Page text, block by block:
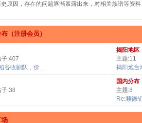
原因，存在的问题逐渐暴露出来，对相关族谱等资
（注册会员）
子:407
谷收割队，价 ..
揭阳地区
主题:11
揭阳炮台
子:38
国内分布
主题:8
Re:顺德
场